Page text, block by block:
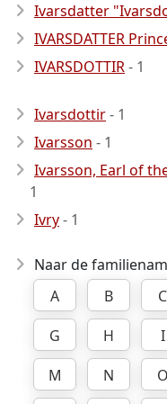
Ivarsdatter
IVARSDATTER
IVARSDOTTIR- 1
Ivarsdottir- 1
Ivarsson - 1
Ivarsson, Earl of
1
Ivry- 1
Naar de
A
B C
G
H I
M
N O